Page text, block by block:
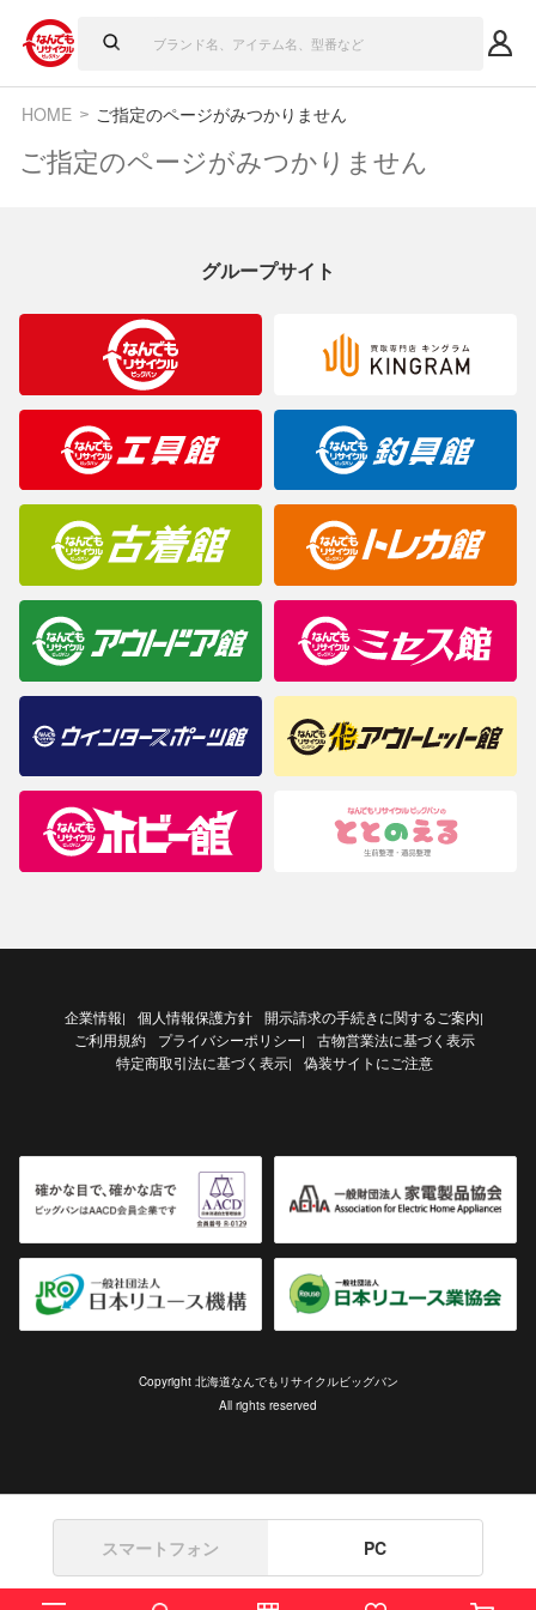
HOME ご指定のページがみつかりません
ご指定のページがみつかりません
グループサイト
企業情報| 個人情報保護方針 開示請求の手続きに関するご案内|
ご利用規約 プライバシーポリシー|
古物営業法に基づく表示
特定商取引法に基づく表示| 偽装サイトにご注意
Copyright 北海道なんでもリサイクルビッグバン
All rights reserved
スマートフォン PC